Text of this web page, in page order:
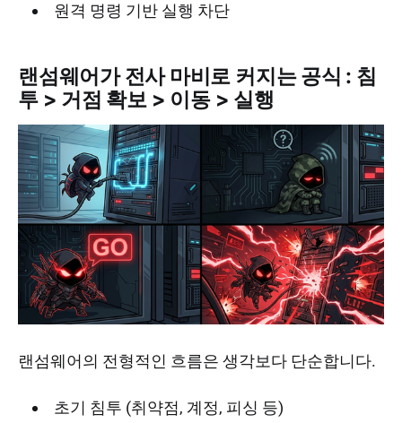
원격 명령 기반 실행 차단
랜섬웨어가 전사 마비로 커지는 공식 : 침
투 > 거점 확보 > 이동 > 실행
랜섬웨어의 전형적인 흐름은 생각보다 단순합니다.
초기 침투 (취약점, 계정, 피싱 등)